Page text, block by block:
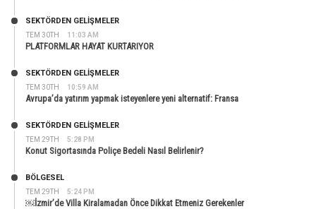
TEM 30TH 11:03 AM
SEKTÖRDEN GELIŞMELER
PLATFORMLAR HAYAT KURTARIYOR
TEM 30TH 10:59 AM
SEKTÖRDEN GELIŞMELER
Avrupa’da yatırım yapmak isteyenlere yeni alternatif: Fransa
TEM 29TH 5:28 PM
SEKTÖRDEN GELIŞMELER
Konut Sigortasında Poliçe Bedeli Nasıl Belirlenir?
TEM 29TH 5:24 PM
BÖLGESEL
￼İzmir’de Villa Kiralamadan Önce Dikkat Etmeniz Gerekenler